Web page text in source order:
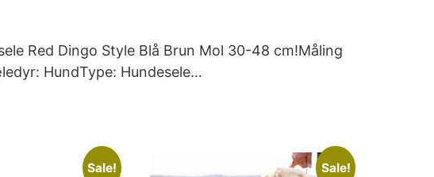
Red Dingo Style Blå Brun Mol 30-48 cm!Måling
HundType: Hundesele…
Sale! Sale!